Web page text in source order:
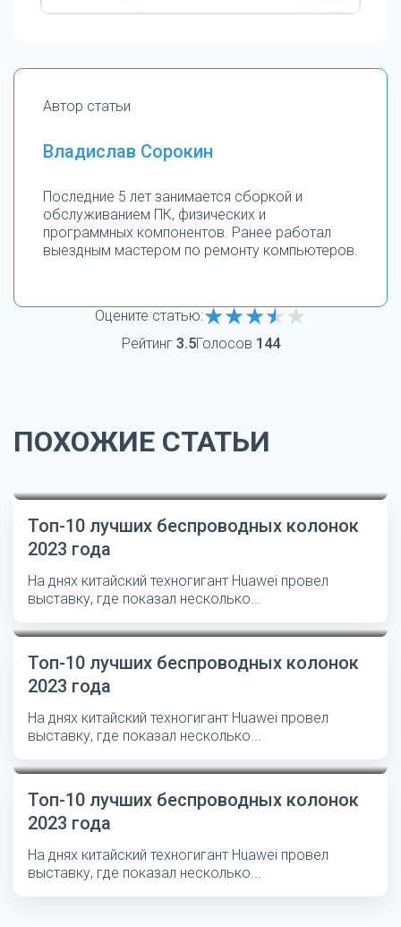
Автор статьи
Владислав Сорокин
Последние 5 лет занимается сборкой и
обслуживанием ПК, физических и
программных компонентов. Ранее работал
выездным мастером по ремонту компьютеров.
Оцените статью:
Рейтинг 3.5Голосов 144
ПОХОЖИЕ СТАТЬИ
Топ-10 лучших беспроводных колонок
2023 года
На днях китайский техногигант Huawei провел
выставку, где показал несколько...
Топ-10 лучших беспроводных колонок
2023 года
На днях китайский техногигант Huawei провел
выставку, где показал несколько...
Топ-10 лучших беспроводных колонок
2023 года
На днях китайский техногигант Huawei провел
выставку, где показал несколько...